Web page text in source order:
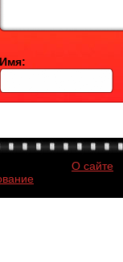
Имя:
О сайте